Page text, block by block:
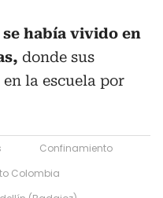
se había vivido en
donde sus
la escuela por
Confinamiento
Colombia